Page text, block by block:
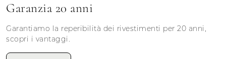
Garanzia 20 anni
Garantiamo la reperibilità dei rivestimenti per 20 anni,
scopri i vantaggi.